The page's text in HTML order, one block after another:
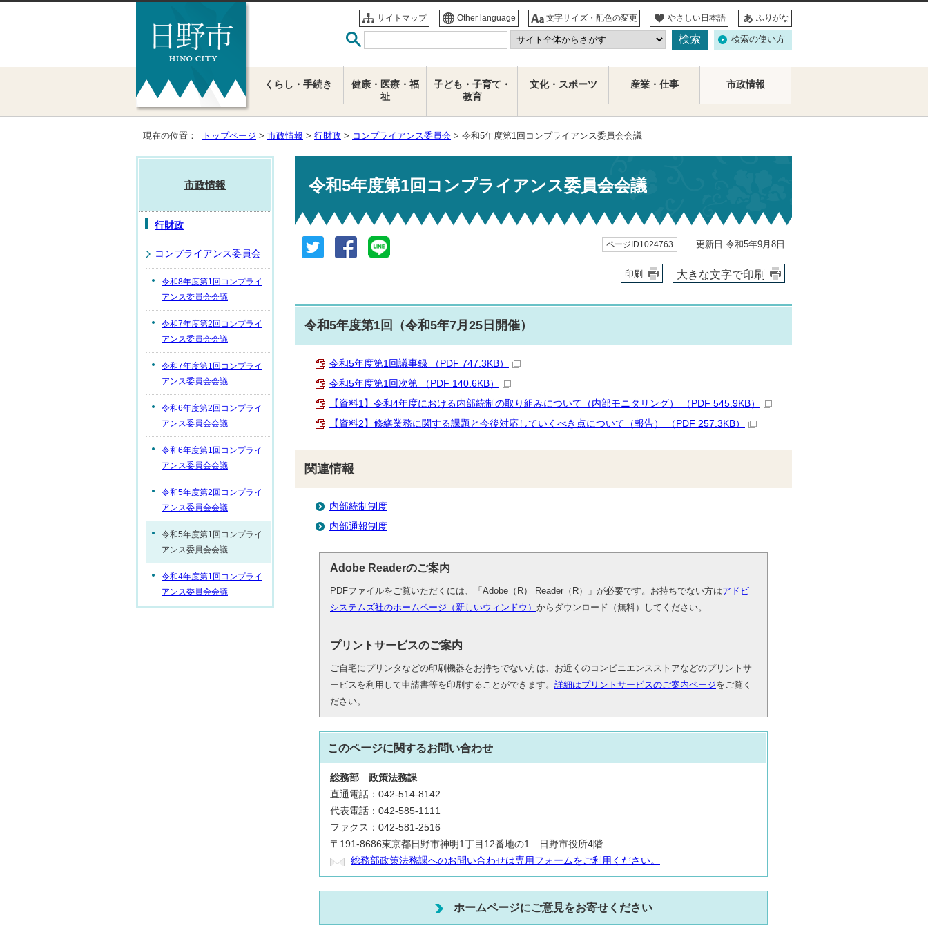
サイトマップ Other language 文字サイズ・配色の変更 やさしい日本語 ふりがな
検索の使い方
くらし・手続き
健康・医療・福
祉
子ども・子育て・
教育
文化・スポーツ 産業・仕事 市政情報
現在の位置： トップページ > 市政情報 > 行財政 > コンプライアンス委員会 > 令和5年度第1回コンプライアンス委員会会議
令和5年度第1回コンプライアンス委員会会議
ページID1024763 更新日 令和5年9月8日
印刷 大きな文字で印刷
令和5年度第1回（令和5年7月25日開催）
令和5年度第1回議事録 （PDF 747.3KB）
令和5年度第1回次第 （PDF 140.6KB）
【資料1】令和4年度における内部統制の取り組みについて（内部モニタリング） （PDF 545.9KB）
【資料2】修繕業務に関する課題と今後対応していくべき点について（報告） （PDF 257.3KB）
関連情報
内部統制制度
内部通報制度
Adobe Readerのご案内
PDFファイルをご覧いただくには、「Adobe（R） Reader（R）」が必要です。お持ちでない方はアドビ
システムズ社のホームページ（新しいウィンドウ） からダウンロード（無料）してください。
プリントサービスのご案内
ご自宅にプリンタなどの印刷機器をお持ちでない方は、お近くのコンビニエンスストアなどのプリントサ
ービスを利用して申請書等を印刷することができます。 詳細はプリントサービスのご案内ページをご覧く
ださい。
このページに関するお問い合わせ
総務部 政策法務課
直通電話：042-514-8142
代表電話：042-585-1111
ファクス：042-581-2516
〒191-8686東京都日野市神明1丁目12番地の1 日野市役所4階
総務部政策法務課へのお問い合わせは専用フォームをご利用ください。
ホームページにご意見をお寄せください
市政情報
行財政
コンプライアンス委員会
令和8年度第1回コンプライ
アンス委員会会議
令和7年度第2回コンプライ
アンス委員会会議
令和7年度第1回コンプライ
アンス委員会会議
令和6年度第2回コンプライ
アンス委員会会議
令和6年度第1回コンプライ
アンス委員会会議
令和5年度第2回コンプライ
アンス委員会会議
令和5年度第1回コンプライ
アンス委員会会議
令和4年度第1回コンプライ
アンス委員会会議